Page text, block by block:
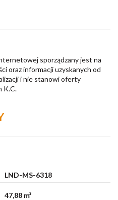
sporządzany jest na
oraz informacji uzyskanych od
i nie stanowi oferty
K.C.
LND-MS-6318
47,88 m²